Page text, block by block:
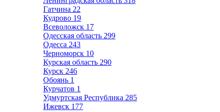
Гатчина 22
Кудрово 19
Всеволожск 17
Одесская область 299
Одесса 243
Черноморск 10
Курская область 290
Курск 246
Обоянь 1
Курчатов 1
Удмуртская Республика 285
Ижевск 177